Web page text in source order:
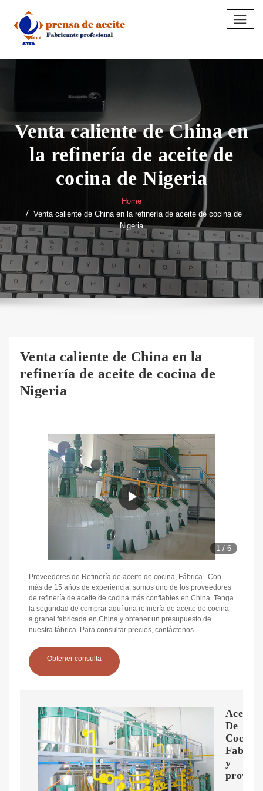
content
Venta caliente de China en
la refinería de aceite de
cocina de Nigeria
Home
Venta caliente de China en la refinería de aceite de cocina de
Nigeria
Venta caliente de China en la
refinería de aceite de cocina de
Nigeria
1 /6
Proveedores de Refinería de aceite de cocina, Fábrica . Con
más de 15 años de experiencia, somos uno de los proveedores
de refinería de aceite de cocina más confiables en China. Tenga
la seguridad de comprar aquí una refinería de aceite de cocina
a granel fabricada en China y obtener un presupuesto de
nuestra fábrica. Para consultar precios, contáctenos.
Obtener consulta
Aceite
De
Cocina
y